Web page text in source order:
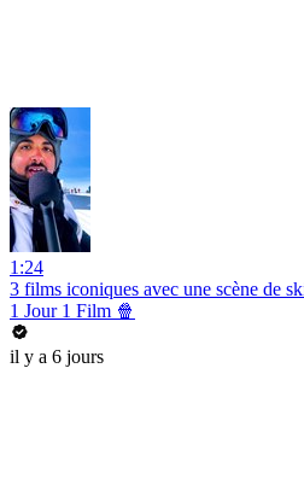
1:24
3 films iconiques avec une scène de
1 Jour 1 Film 🍿
il y a 6 jours